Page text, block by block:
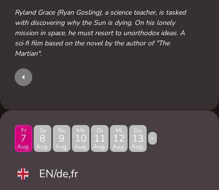
Ryland Grace (Ryan Gosling), a science teacher, is tasked
with discovering why the Sun is dying. On his lonely
mission in space, he must resort to unorthodox ideas. A
sci‑fi film based on the novel by the author of "The
Martian".
Fr
7
Aug.
Sa
8
Aug.
So
9
Aug.
Mo
10
Aug.
Di
11
Aug.
Mi
12
Aug.
Do
13
Aug.
>
EN/de,fr